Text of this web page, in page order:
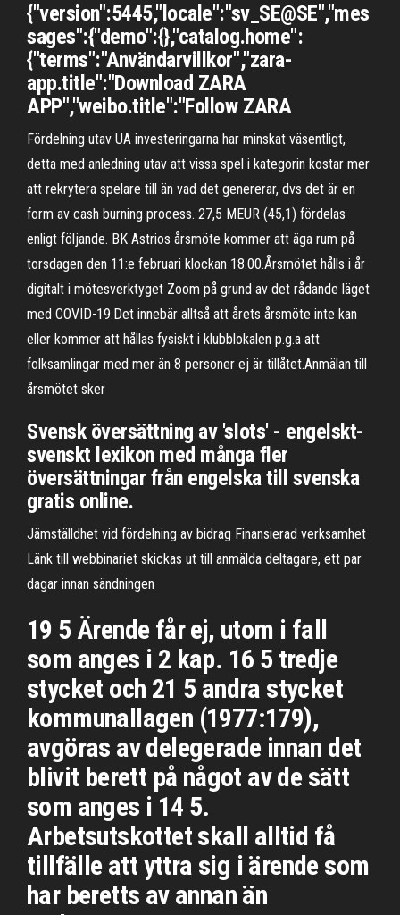
{"version":5445,"locale":"sv_SE@SE","mes
sages":{"demo":{},"catalog.home":
{"terms":"Användarvillkor","zara-
app.title":"Download ZARA
APP","weibo.title":"Follow ZARA
Fördelning utav UA investeringarna har minskat väsentligt,
detta med anledning utav att vissa spel i kategorin kostar mer
att rekrytera spelare till än vad det genererar, dvs det är en
form av cash burning process. 27,5 MEUR (45,1) fördelas
enligt följande. BK Astrios årsmöte kommer att äga rum på
torsdagen den 11:e februari klockan 18.00.Årsmötet hålls i år
digitalt i mötesverktyget Zoom på grund av det rådande läget
med COVID-19.Det innebär alltså att årets årsmöte inte kan
eller kommer att hållas fysiskt i klubblokalen p.g.a att
folksamlingar med mer än 8 personer ej är tillåtet.Anmälan till
årsmötet sker
Svensk översättning av 'slots' - engelskt-
svenskt lexikon med många fler
översättningar från engelska till svenska
gratis online.
Jämställdhet vid fördelning av bidrag Finansierad verksamhet
Länk till webbinariet skickas ut till anmälda deltagare, ett par
dagar innan sändningen
19 5 Ärende får ej, utom i fall
som anges i 2 kap. 16 5 tredje
stycket och 21 5 andra stycket
kommunallagen (1977:179),
avgöras av delegerade innan det
blivit berett på något av de sätt
som anges i 14 5.
Arbetsutskottet skall alltid få
tillfälle att yttra sig i ärende som
har beretts av annan än